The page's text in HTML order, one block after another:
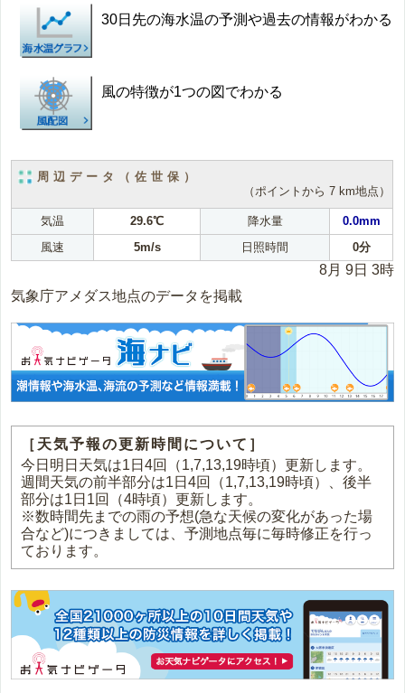
30日先の海水温の予測や過去の情報がわかる
風の特徴が1つの図でわかる
周辺データ（佐世保）
（ポイントから 7 km地点）
気温 29.6℃ 降水量
0.0mm
風速
5m/s 日照時間 0分
8月 9日 3時
気象庁アメダス地点のデータを掲載
［天気予報の更新時間について］
今日明日天気は1日4回（1,7,13,19時頃）更新します。
週間天気の前半部分は1日4回（1,7,13,19時頃）、後半
部分は1日1回（4時頃）更新します。
※数時間先までの雨の予想(急な天候の変化があった場
合など)につきましては、予測地点毎に毎時修正を行っ
ております。